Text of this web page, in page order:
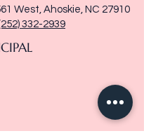
West, Ahoskie, NC 27910
332-2939